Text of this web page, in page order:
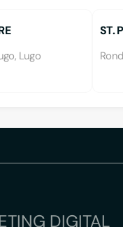
Lugo
ST.
DIGITAL